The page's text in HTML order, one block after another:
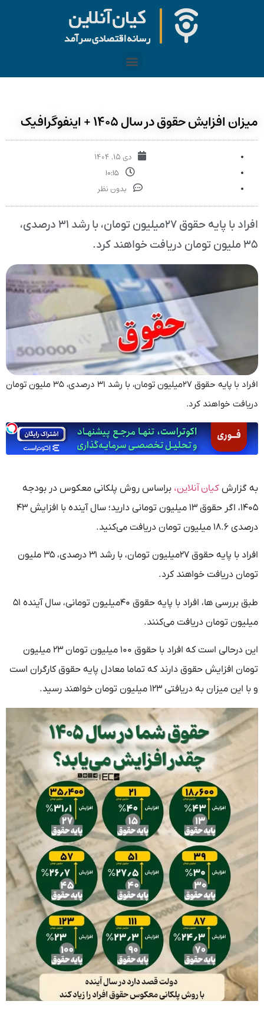
میزان افزایش حقوق در سال ۱۴۰۵ + اینفوگرافیک
دی ۱۵, ۱۴۰۴
۱۰:۱۵
بدون نظر
افراد با پایه حقوق ۲۷میلیون تومان، با رشد ۳۱ درصدی،
۳۵ ملیون تومان دریافت خواهند کرد.
افراد با پایه حقوق ۲۷میلیون تومان، با رشد ۳۱ درصدی، ۳۵ ملیون تومان
دریافت خواهند کرد.
به گزارش کیان آنلاین، براساس روش پلکانی معکوس در بودجه
۱۴۰۵، اگر حقوق ۱۳ میلیون تومانی دارید؛ سال آینده با افزایش ۴۳
درصدی ۱۸.۶ میلیون تومان دریافت می‌کنید.
افراد با پایه حقوق ۲۷میلیون تومان، با رشد ۳۱ درصدی، ۳۵ ملیون
تومان دریافت خواهند کرد.
طبق بررسی ها، افراد با پایه حقوق ۴۰میلیون تومانی، سال آینده ۵۱
میلیون تومان دریافت می‌کنند.
این درحالی است که افراد با حقوق ۱۰۰ میلیون تومان ۲۳ میلیون
تومان افزایش حقوق دارند که تماما معادل پایه حقوق کارگران است
و با این میزان به دریافتی ۱۲۳ میلیون تومان خواهند رسید.